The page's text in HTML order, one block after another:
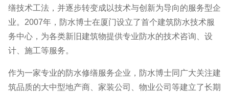
缮技术工法，并逐步转变成以技术与创新为导向的服务型企
业。2007年，防水博士在厦门设立了首个建筑防水技术服
务中心，为各类新旧建筑物提供专业防水的技术咨询、设
计、施工等服务。
作为一家专业的防水修缮服务企业，防水博士同广大关注建
筑品质的大中型地产商、家装公司、物业公司等建立了长期